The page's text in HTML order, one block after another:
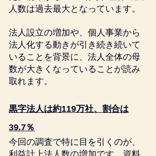
人数は過去最大となっています。
法人設立の増加や、個人事業から
法人化する動きが引き続き続いて
いることを背景に、法人全体の母
数が大きくなっていることが読み
取れます。
黒字法人は約119万社、割合は
39.7％
今回の調査で特に目を引くのが、
利益計上法人数の増加です。資料